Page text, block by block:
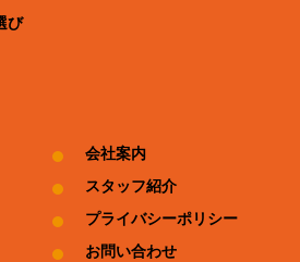
び
会社案内
スタッフ紹介
プライバシーポリシー
お問い合わせ